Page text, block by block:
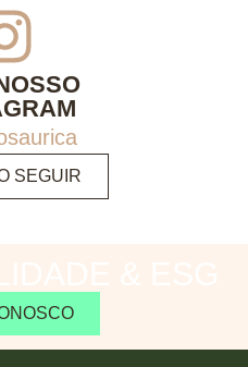
SEGUIR